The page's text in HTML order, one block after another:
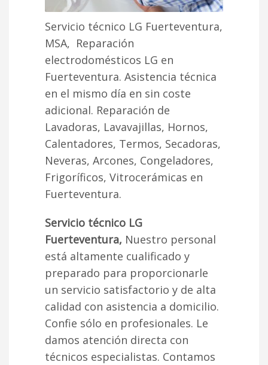
Servicio técnico LG Fuerteventura,
MSA, Reparación
electrodomésticos LG en
Fuerteventura. Asistencia técnica
en el mismo día en sin coste
adicional. Reparación de
Lavadoras, Lavavajillas, Hornos,
Calentadores, Termos, Secadoras,
Neveras, Arcones, Congeladores,
Frigoríficos, Vitrocerámicas en
Fuerteventura.
Servicio técnico LG
Fuerteventura, Nuestro personal
está altamente cualificado y
preparado para proporcionarle
un servicio satisfactorio y de alta
calidad con asistencia a domicilio.
Confie sólo en profesionales. Le
damos atención directa con
técnicos especialistas. Contamos